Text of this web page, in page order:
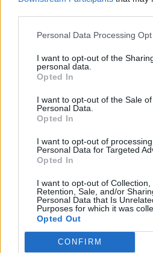
Personal Data Processing
I want to opt-out of the
personal data.
Opted In
I want to opt-out of the Sale
Personal Data.
Opted In
I want to opt-out of
Personal Data for Targeted
Opted In
I want to opt-out of Collection,
Retention, Sale, and/or
Personal Data that Is
Purposes for which it was
Opted Out
CONFIRM
φαινόμενο γεωδυναμικής
μίλησε για το ζήτημα αυτό